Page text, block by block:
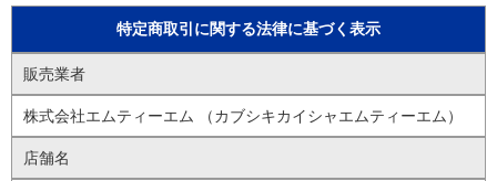
特定商取引に関する法律に基づく表示
販売業者
株式会社エムティーエム （カブシキカイシャエムティーエム）
店舗名